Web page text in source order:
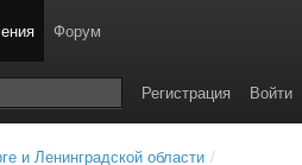
Форум
Войти
Регистрация
и Ленинградской области /